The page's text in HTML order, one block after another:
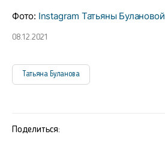
Фото: Instagram Татьяны Булановой
08.12.2021
Татьяна Буланова
Поделиться: